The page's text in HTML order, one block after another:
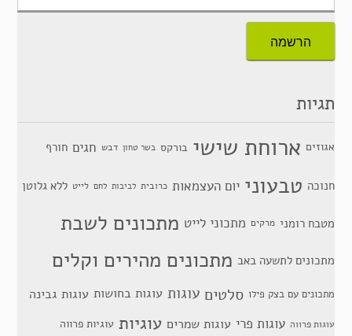
תגיות
אגוזים ארוחת שישי בורקס בשר טחון דבש חגים חורף
חנוכה טבעוני יום העצמאות כרובית לביבות לחם לייט ללא גלוטן
מטבח רומני מרקים מתכוני לייט מתכונים לשבת
מתכונים לתשעה באב מתכונים מהירים וקלים
מתכונים עם בצק פילו סלטים עוגות עוגות בחושות עוגות גבינה
עוגות פרווה עוגות פרי עוגות שמרים עוגיות עוגיות פרווה